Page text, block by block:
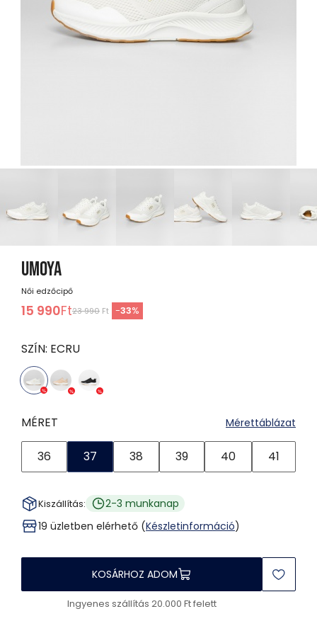
UMOYA
Női edzőcipő
15 990Ft23 990 Ft -33%
SZÍN: ECRU
MÉRET Mérettáblázat
36 37 38 39 40 41
Kiszállítás:
2-3 munkanap
19 üzletben elérhető (Készletinformáció)
KOSÁRHOZ ADOM
Ingyenes szállítás 20.000 Ft felett